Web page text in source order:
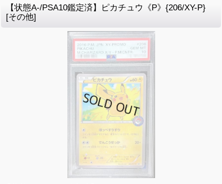
【状態A-/PSA10鑑定済】ピカチュウ《P》{206/XY-P}
[その他]